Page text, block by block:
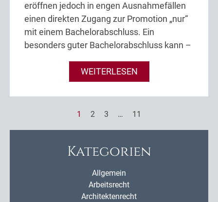
eröffnen jedoch in engen Ausnahmefällen
einen direkten Zugang zur Promotion „nur“
mit einem Bachelorabschluss. Ein
besonders guter Bachelorabschluss kann –
WEITERLESEN
1 2 3 … 11
Kategorien
Allgemein
Arbeitsrecht
Architektenrecht